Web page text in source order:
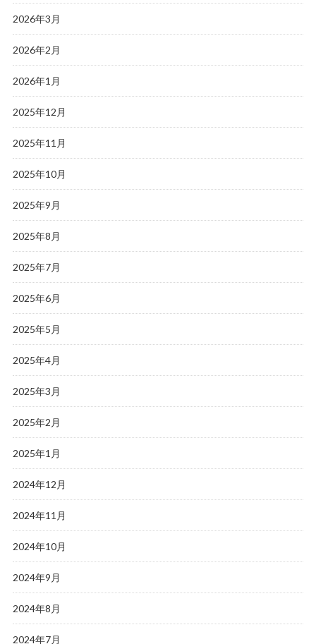
2026年3月
2026年2月
2026年1月
2025年12月
2025年11月
2025年10月
2025年9月
2025年8月
2025年7月
2025年6月
2025年5月
2025年4月
2025年3月
2025年2月
2025年1月
2024年12月
2024年11月
2024年10月
2024年9月
2024年8月
2024年7月